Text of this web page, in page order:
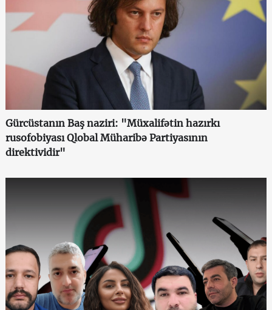
Gürcüstanın Baş naziri: "Müxalifətin hazırkı
rusofobiyası Qlobal Müharibə Partiyasının
direktividir"